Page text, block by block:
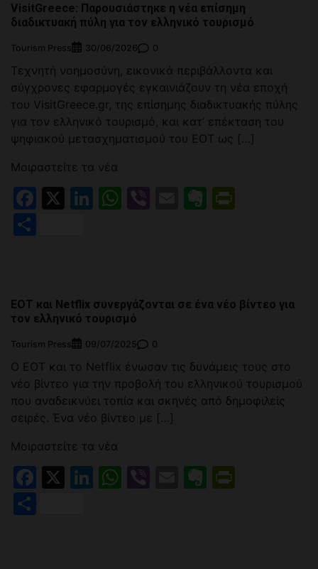
VisitGreece: Παρουσιάστηκε η νέα επίσημη
διαδικτυακή πύλη για τον ελληνικό τουρισμό
Tourism Press 30/06/2026 0
Τεχνητή νοημοσύνη, εικονικά περιβάλλοντα και
σύγχρονες εφαρμογές εγκαινιάζουν τη νέα εποχή
του VisitGreece.gr, της επίσημης διαδικτυακής πύλης
για τον ελληνικό τουρισμό, και κατ’ επέκταση του
ψηφιακού μετασχηματισμού του ΕΟΤ ως […]
Μοιραστείτε τα νέα
Facebook
X LinkedIn
WhatsApp
ViberEmailEvernote
ΕΟΤ και Netflix συνεργάζονται σε ένα νέο βίντεο για
τον ελληνικό τουρισμό
Tourism Press 09/07/2025 0
Ο ΕΟΤ και το Netflix ένωσαν τις δυνάμεις τους στο
νέο βίντεο για την προβολή του ελληνικού τουρισμού
που αναδεικνύει τοπία και σκηνές από δημοφιλείς
σειρές. Ένα νέο βίντεο με […]
Μοιραστείτε τα νέα
Facebook
X LinkedIn
WhatsApp
ViberEmailEvernote